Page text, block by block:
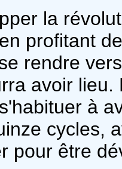
la
profitant
rendre
avoir
à
cycles,
pour être